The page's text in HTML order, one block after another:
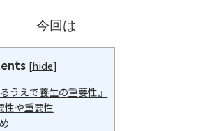
今回は
[hide]
うえで養生の重要性』
性や重要性